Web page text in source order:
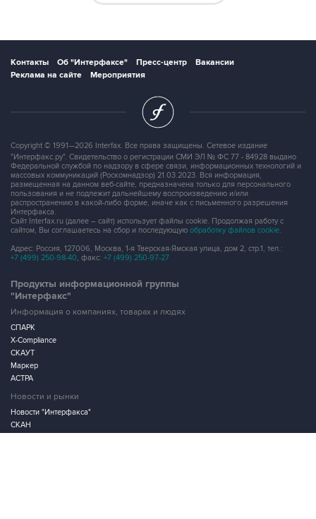
Контакты Об "Интерфаксе" Пресс-центр
Вакансии
Реклама на сайте
Мероприятия
Copyright © 1991—2026 Interfax. Все права защищены. Сетевое издание
"Интерфакс.ру". Свидетельство о регистрации СМИ ЭЛ № ФС 77 - 84928 выдано
Федеральной службой по надзору в сфере связи, информационных технологий и
массовых коммуникаций (Роскомнадзор) 21.03.2023. Вся информация,
размещенная на данном веб-сайте, предназначена только для персонального
пользования и не подлежит дальнейшему воспроизведению и/или
распространению в какой-либо форме, иначе как с письменного разрешения
Интерфакса.
Сайт Interfax.ru (далее – сайт) использует файлы cookie. Продолжая работу с
сайтом, Вы соглашаетесь на сбор и последующую обработку файлов cookie.
Адрес: Россия, 127006, Москва, 1-я Тверская-Ямская улица, дом 2, стр.1, тел.:
+7 (499) 250-98-40, факс: +7 (499) 250-97-27
Продукты информационной группы
"Интерфакс"
Информация о компаниях, товарах и людях
СПАРК
X-Compliance
СКАУТ
Маркер
АСТРА
Новости и рынки
Новости "Интерфакса"
СКАН